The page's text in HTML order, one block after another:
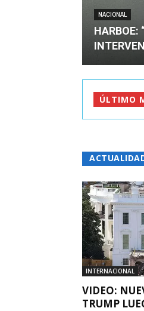
NACIONAL
HARBOE:
ÚLTIMO
INTERNACIONAL
VIDEO:
TRUMP